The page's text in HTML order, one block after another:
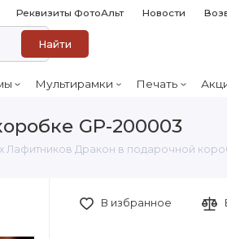
Реквизиты ФотоАльт Новости
Найти
Мультирамки Печать
GP-200003
Лафитников Дракон в подарочной
В избранное